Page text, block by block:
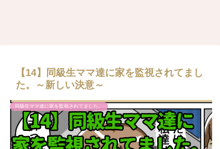
【14】同級生ママ達に家を監視されてまし
た。～新しい決意～
同級生ママ達に家を監視されてました。